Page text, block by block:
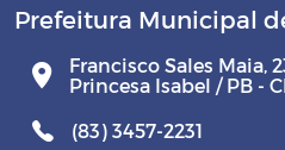
Prefeitura Municipal
Francisco Sales Maia,
Princesa Isabel / PB -
(83) 3457-2231